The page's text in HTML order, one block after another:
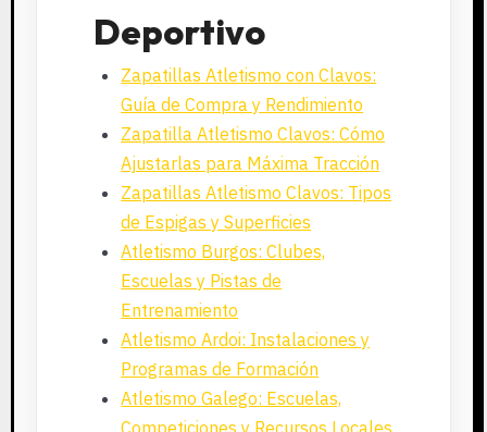
Deportivo
Zapatillas Atletismo con Clavos:
Guía de Compra y Rendimiento
Zapatilla Atletismo Clavos: Cómo
Ajustarlas para Máxima Tracción
Zapatillas Atletismo Clavos: Tipos
de Espigas y Superficies
Atletismo Burgos: Clubes,
Escuelas y Pistas de
Entrenamiento
Atletismo Ardoi: Instalaciones y
Programas de Formación
Atletismo Galego: Escuelas,